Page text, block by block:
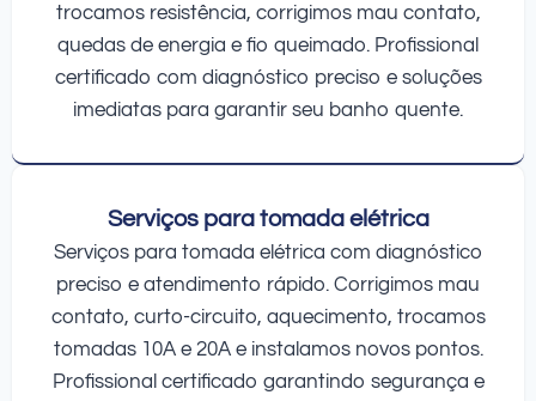
trocamos resistência, corrigimos mau contato,
quedas de energia e fio queimado. Profissional
certificado com diagnóstico preciso e soluções
imediatas para garantir seu banho quente.
Serviços para tomada elétrica
Serviços para tomada elétrica com diagnóstico
preciso e atendimento rápido. Corrigimos mau
contato, curto-circuito, aquecimento, trocamos
tomadas 10A e 20A e instalamos novos pontos.
Profissional certificado garantindo segurança e